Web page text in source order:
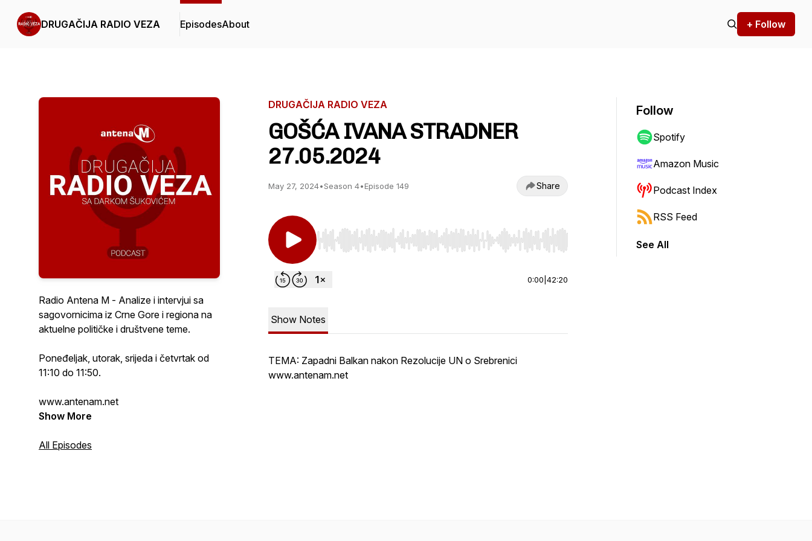
DRUGAČIJA RADIO VEZA EpisodesAbout + Follow
Radio Antena M - Analize i intervjui sa
sagovornicima iz Crne Gore i regiona na
aktuelne političke i društvene teme.
Poneđeljak, utorak, srijeda i četvrtak od
11:10 do 11:50.
www.antenam.net
Show More
All Episodes
DRUGAČIJA RADIO VEZA
GOŠĆA IVANA STRADNER
27.05.2024
May 27, 2024•Season 4•Episode 149 Share
Use Left/Right to seek, Home/End to jump to start or end. Hold shift to jump forward or backward.
0:00 42:20
Show Notes
TEMA: Zapadni Balkan nakon Rezolucije UN o Srebrenici
www.antenam.net
Follow
Spotify
Amazon Music
Podcast Index
RSS Feed
See All